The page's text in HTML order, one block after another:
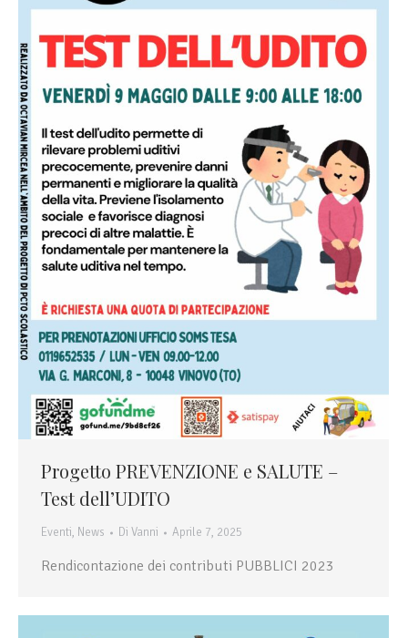
Progetto PREVENZIONE e SALUTE –
Test dell’UDITO
Eventi, News Di Vanni Aprile 7, 2025
Rendicontazione dei contributi PUBBLICI 2023